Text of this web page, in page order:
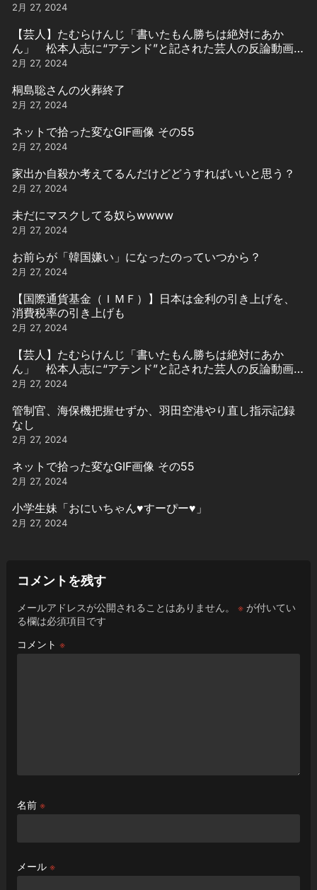
2月 27, 2024
【芸人】たむらけんじ「書いたもん勝ちは絶対にあか
ん」 松本人志に“アテンド”と記された芸人の反論動画引
用
2月 27, 2024
桐島聡さんの火葬終了
2月 27, 2024
ネットで拾った変なGIF画像 その55
2月 27, 2024
家出か自殺か考えてるんだけどどうすればいいと思う？
2月 27, 2024
未だにマスクしてる奴らwwww
2月 27, 2024
お前らが「韓国嫌い」になったのっていつから？
2月 27, 2024
【国際通貨基金（ＩＭＦ）】日本は金利の引き上げを、
消費税率の引き上げも
2月 27, 2024
【芸人】たむらけんじ「書いたもん勝ちは絶対にあか
ん」 松本人志に“アテンド”と記された芸人の反論動画引
用
2月 27, 2024
管制官、海保機把握せずか、羽田空港やり直し指示記録
なし
2月 27, 2024
ネットで拾った変なGIF画像 その55
2月 27, 2024
小学生妹「おにいちゃん♥️すーぴー♥️」
2月 27, 2024
コメントを残す
メールアドレスが公開されることはありません。 ※が付いてい
る欄は必須項目です
コメント ※
名前 ※
メール ※